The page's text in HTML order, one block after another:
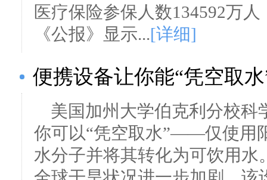
医疗保险参保人数134592万
《公报》显示...[详细]
便携设备让你能“凭空取水
美国加州大学伯克利分校科
你可以“凭空取水”——仅使用
水分子并将其转化为可饮用